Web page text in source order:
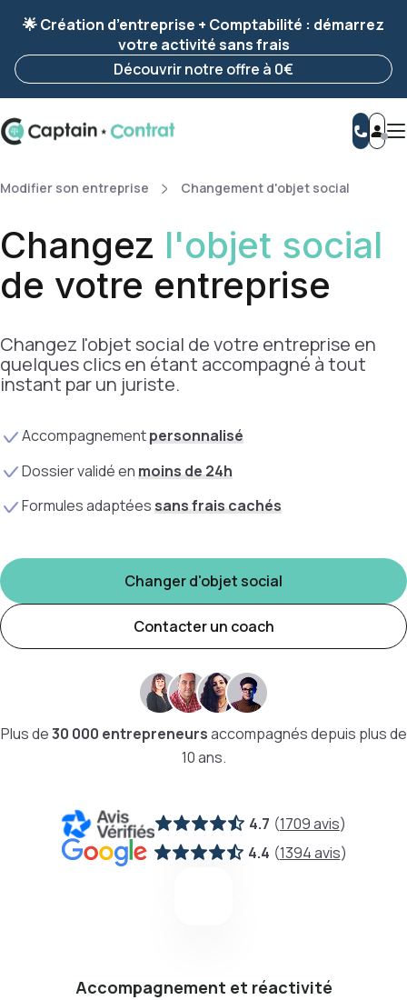
enregistrée 🚀
Reprendre ma démarche
🌟 Création d’entreprise + Comptabilité : démarrez
votre activité sans frais
Découvrir notre offre à 0€
Modifier son entreprise Changement d'objet social
Changez l'objet social
de votre entreprise
Changez l'objet social de votre entreprise en
quelques clics en étant accompagné à tout
instant par un juriste.
Accompagnementpersonnalisé
Dossier validé enmoins de 24h
Formules adaptéessans frais cachés
Changer d'objet social
Contacter un coach
Plus de30 000 entrepreneursaccompagnés depuis plus de
10 ans.
4.7 (1709 avis)
4.4 (1394 avis)
Accompagnement et réactivité